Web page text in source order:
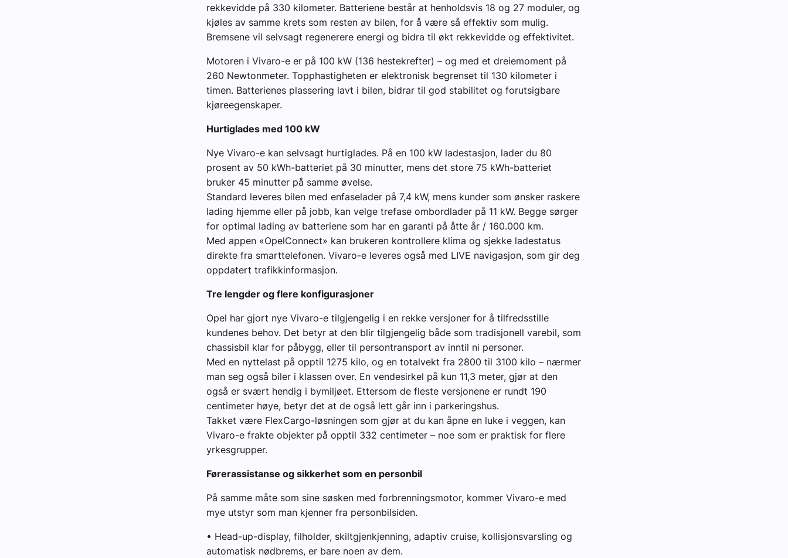
rekkevidde på 330 kilometer. Batteriene består at henholdsvis 18 og 27 moduler, og
kjøles av samme krets som resten av bilen, for å være så effektiv som mulig.
Bremsene vil selvsagt regenerere energi og bidra til økt rekkevidde og effektivitet.
Motoren i Vivaro-e er på 100 kW (136 hestekrefter) – og med et dreiemoment på
260 Newtonmeter. Topphastigheten er elektronisk begrenset til 130 kilometer i
timen. Batterienes plassering lavt i bilen, bidrar til god stabilitet og forutsigbare
kjøreegenskaper.
Hurtiglades med 100 kW
Nye Vivaro-e kan selvsagt hurtiglades. På en 100 kW ladestasjon, lader du 80
prosent av 50 kWh-batteriet på 30 minutter, mens det store 75 kWh-batteriet
bruker 45 minutter på samme øvelse.
Standard leveres bilen med enfaselader på 7,4 kW, mens kunder som ønsker raskere
lading hjemme eller på jobb, kan velge trefase ombordlader på 11 kW. Begge sørger
for optimal lading av batteriene som har en garanti på åtte år / 160.000 km.
Med appen «OpelConnect» kan brukeren kontrollere klima og sjekke ladestatus
direkte fra smarttelefonen. Vivaro-e leveres også med LIVE navigasjon, som gir deg
oppdatert trafikkinformasjon.
Tre lengder og flere konfigurasjoner
Opel har gjort nye Vivaro-e tilgjengelig i en rekke versjoner for å tilfredsstille
kundenes behov. Det betyr at den blir tilgjengelig både som tradisjonell varebil, som
chassisbil klar for påbygg, eller til persontransport av inntil ni personer.
Med en nyttelast på opptil 1275 kilo, og en totalvekt fra 2800 til 3100 kilo – nærmer
man seg også biler i klassen over. En vendesirkel på kun 11,3 meter, gjør at den
også er svært hendig i bymiljøet. Ettersom de fleste versjonene er rundt 190
centimeter høye, betyr det at de også lett går inn i parkeringshus.
Takket være FlexCargo-løsningen som gjør at du kan åpne en luke i veggen, kan
Vivaro-e frakte objekter på opptil 332 centimeter – noe som er praktisk for flere
yrkesgrupper.
Førerassistanse og sikkerhet som en personbil
På samme måte som sine søsken med forbrenningsmotor, kommer Vivaro-e med
mye utstyr som man kjenner fra personbilsiden.
• Head-up-display, filholder, skiltgjenkjenning, adaptiv cruise, kollisjonsvarsling og
automatisk nødbrems, er bare noen av dem.